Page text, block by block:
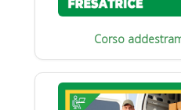
Corso